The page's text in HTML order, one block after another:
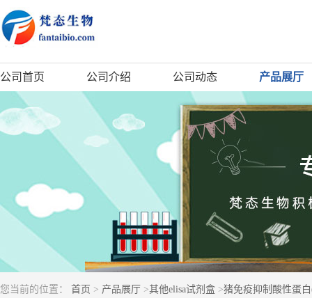
公司首页 公司介绍 公司动态 产品展厅
您当前的位置： 首页 > 产品展厅 >其他elisa试剂盒 >猪免疫抑制酸性蛋